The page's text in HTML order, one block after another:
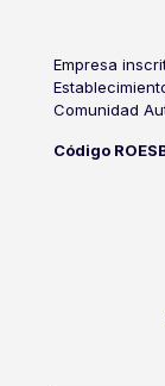
Empresa
Comunidad
Código